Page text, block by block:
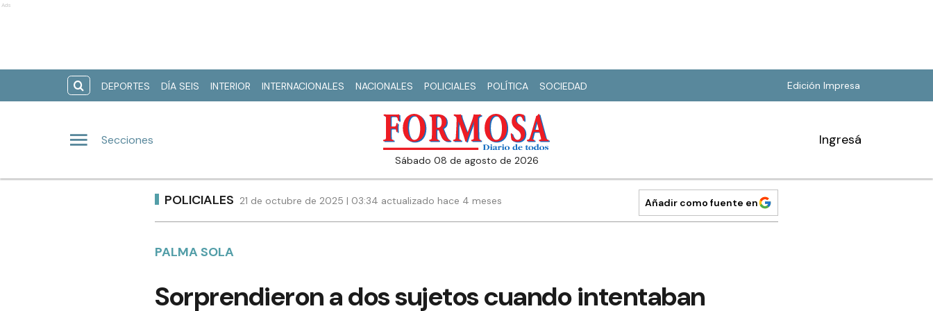
Ads
DEPORTES DÍA SEIS INTERIOR INTERNACIONALES NACIONALES POLICIALES POLÍTICA SOCIEDAD Edición Impresa
Secciones
sábado 08 de agosto de 2026
Ingresá
POLICIALES 21 de octubre de 2025 | 03:34 actualizado hace 4 meses Añadir como fuente en
PALMA SOLA
Sorprendieron a dos sujetos cuando intentaban